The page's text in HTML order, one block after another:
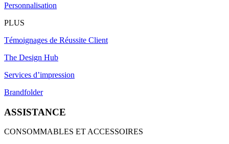
Personnalisation
PLUS
Témoignages de Réussite Client
The Design Hub
Services d’impression
Brandfolder
ASSISTANCE
CONSOMMABLES ET ACCESSOIRES